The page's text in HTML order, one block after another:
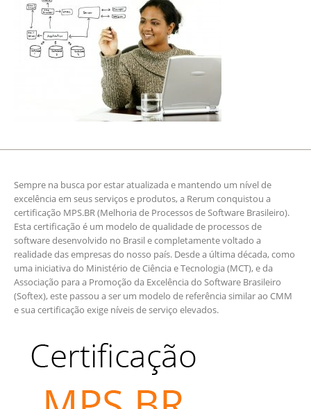
Sempre na busca por estar atualizada e mantendo um nível de
excelência em seus serviços e produtos, a Rerum conquistou a
certificação MPS.BR (Melhoria de Processos de Software Brasileiro).
Esta certificação é um modelo de qualidade de processos de
software desenvolvido no Brasil e completamente voltado a
realidade das empresas do nosso país. Desde a última década, como
uma iniciativa do Ministério de Ciência e Tecnologia (MCT), e da
Associação para a Promoção da Excelência do Software Brasileiro
(Softex), este passou a ser um modelo de referência similar ao CMM
e sua certificação exige níveis de serviço elevados.